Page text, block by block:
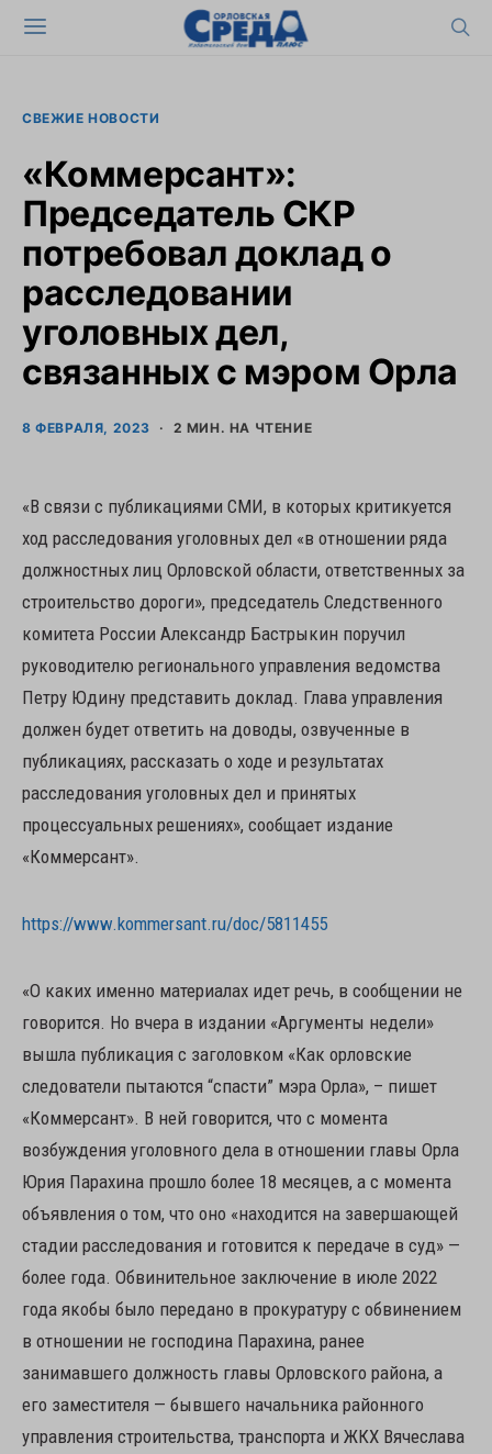
СВЕЖИЕ НОВОСТИ
«Коммерсант»:
Председатель СКР
потребовал доклад о
расследовании
уголовных дел,
связанных с мэром Орла
8 ФЕВРАЛЯ, 2023 2 МИН. НА ЧТЕНИЕ
«В связи с публикациями СМИ, в которых критикуется
ход расследования уголовных дел «в отношении ряда
должностных лиц Орловской области, ответственных за
строительство дороги», председатель Следственного
комитета России Александр Бастрыкин поручил
руководителю регионального управления ведомства
Петру Юдину представить доклад. Глава управления
должен будет ответить на доводы, озвученные в
публикациях, рассказать о ходе и результатах
расследования уголовных дел и принятых
процессуальных решениях», сообщает издание
«Коммерсант».
https://www.kommersant.ru/doc/5811455
«О каких именно материалах идет речь, в сообщении не
говорится. Но вчера в издании «Аргументы недели»
вышла публикация с заголовком «Как орловские
следователи пытаются “спасти” мэра Орла», – пишет
«Коммерсант». В ней говорится, что с момента
возбуждения уголовного дела в отношении главы Орла
Юрия Парахина прошло более 18 месяцев, а с момента
объявления о том, что оно «находится на завершающей
стадии расследования и готовится к передаче в суд» —
более года. Обвинительное заключение в июле 2022
года якобы было передано в прокуратуру с обвинением
в отношении не господина Парахина, ранее
занимавшего должность главы Орловского района, а
его заместителя — бывшего начальника районного
управления строительства, транспорта и ЖКХ Вячеслава